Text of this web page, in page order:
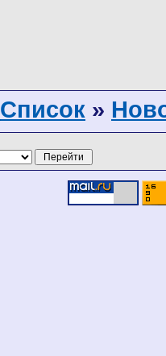
Список »